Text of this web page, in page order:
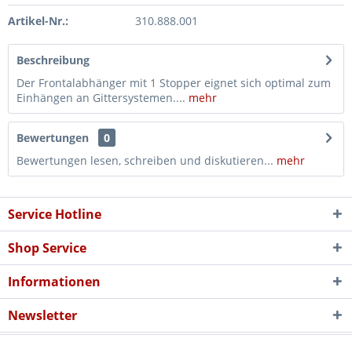
Artikel-Nr.: 310.888.001
Beschreibung
Der Frontalabhänger mit 1 Stopper eignet sich optimal zum
Einhängen an Gittersystemen.... mehr
Bewertungen
0
Bewertungen lesen, schreiben und diskutieren... mehr
Service Hotline
Shop Service
Informationen
Newsletter